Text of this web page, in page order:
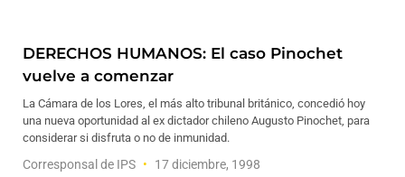
DERECHOS HUMANOS: El caso Pinochet
vuelve a comenzar
La Cámara de los Lores, el más alto tribunal británico, concedió hoy
una nueva oportunidad al ex dictador chileno Augusto Pinochet, para
considerar si disfruta o no de inmunidad.
Corresponsal de IPS 17 diciembre, 1998